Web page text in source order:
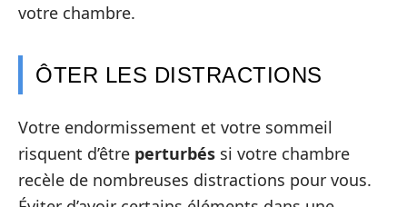
votre chambre.
ÔTER LES DISTRACTIONS
Votre endormissement et votre sommeil
risquent d’être perturbés si votre chambre
recèle de nombreuses distractions pour vous.